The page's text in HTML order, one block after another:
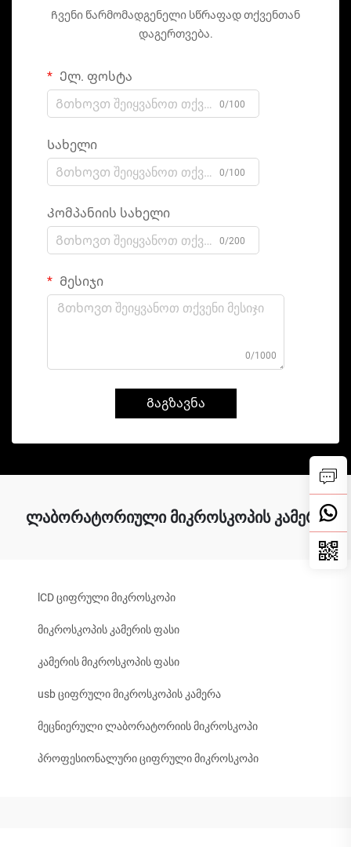
Ჩვენი წარმომადგენელი სწრაფად თქვენთან
დაგერთვება.
Ელ. ფოსტა
0/100
Სახელი
0/100
Კომპანიის სახელი
0/200
Მესიჯი
0/1000
Გაგზავნა
ლაბორატორიული მიკროსკოპის კამერა
lCD ციფრული მიკროსკოპი
მიკროსკოპის კამერის ფასი
კამერის მიკროსკოპის ფასი
usb ციფრული მიკროსკოპის კამერა
მეცნიერული ლაბორატორიის მიკროსკოპი
პროფესიონალური ციფრული მიკროსკოპი